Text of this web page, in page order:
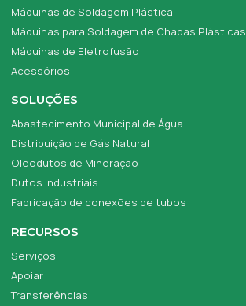
Máquinas de Soldagem Plástica
Máquinas para Soldagem de Chapas Plásticas
Máquinas de Eletrofusão
Acessórios
SOLUÇÕES
Abastecimento Municipal de Água
Distribuição de Gás Natural
Oleodutos de Mineração
Dutos Industriais
Fabricação de conexões de tubos
RECURSOS
Serviços
Apoiar
Transferências